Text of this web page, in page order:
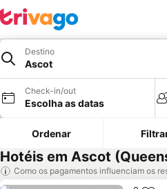
Destino
Ascot
Check-in/out
Escolha as datas
Ordenar
Hotéis em Ascot
Como os pagamentos influenciam os